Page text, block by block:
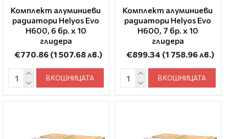
Комплект алуминиеви
радиатори Helyos Evo
H600, 6 бр. x 10
глидера
€770.86 (1 507.68 лв.)
В КОШНИЦАТА
Комплект алуминиеви
радиатори Helyos Evo
H600, 7 бр. x 10
глидера
€899.34 (1 758.96 лв.)
В КОШНИЦАТА